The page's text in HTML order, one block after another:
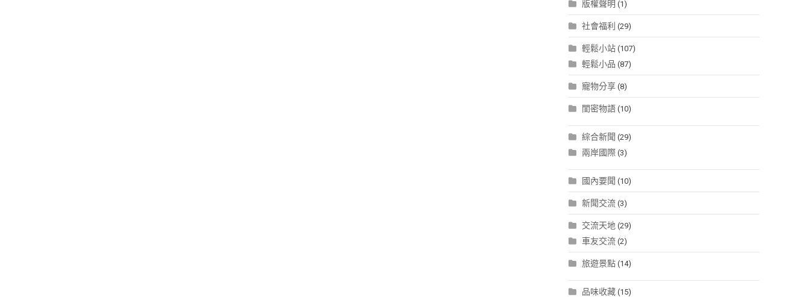
版權聲明 (1)
社會福利 (29)
輕鬆小站 (107)
輕鬆小品 (87)
寵物分享 (8)
閨密物語 (10)
綜合新聞 (29)
兩岸國際 (3)
國內要聞 (10)
新聞交流 (3)
交流天地 (29)
車友交流 (2)
旅遊景點 (14)
品味收藏 (15)